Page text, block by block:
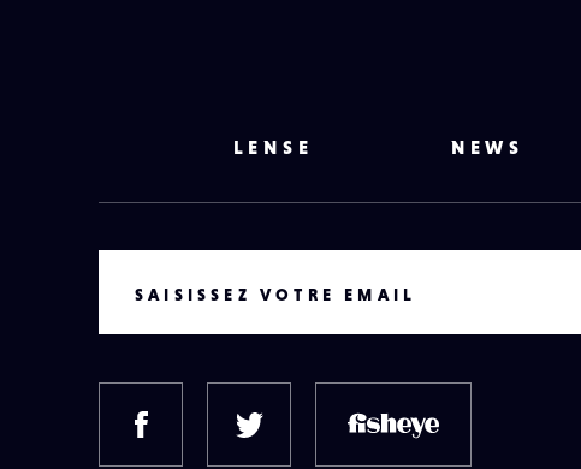
LENSE NEWS
SAISISSEZ VOTRE EMAIL
FACEBOOK TWITTER